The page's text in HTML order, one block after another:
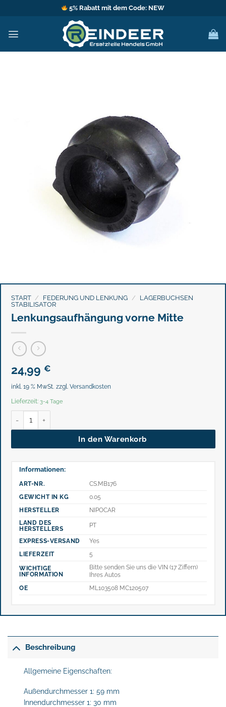
springen
5% Rabatt mit dem Code: NEW
START / FEDERUNG UND LENKUNG /
LAGERBUCHSEN
STABILISATOR
Lenkungsaufhängung vorne Mitte
24,99 €
inkl. 19 % MwSt. zzgl. Versandkosten
Lieferzeit: 3-4 Tage
In den Warenkorb
Informationen:
ART-NR.
CS.MB176
GEWICHT IN KG
0.05
HERSTELLER
NIPOCAR
LAND DES
HERSTELLERS
PT
EXPRESS-VERSAND
Yes
LIEFERZEIT
5
WICHTIGE
INFORMATION
Bitte senden Sie uns die VIN (17 Ziffern)
Ihres Autos
OE
ML103508 MC120507
Beschreibung
Allgemeine Eigenschaften:
Außendurchmesser 1: 59 mm
Innendurchmesser 1: 30 mm